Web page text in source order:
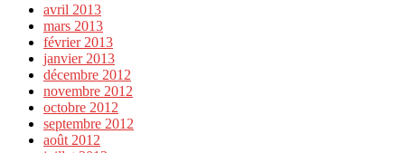
avril 2013
mars 2013
février 2013
janvier 2013
décembre 2012
novembre 2012
octobre 2012
septembre 2012
août 2012